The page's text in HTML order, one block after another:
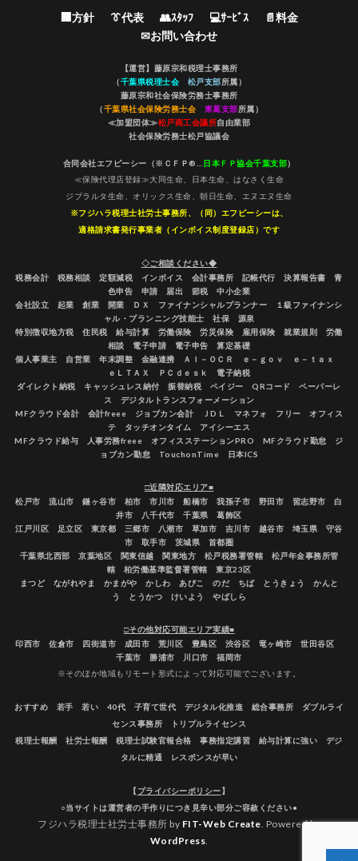
🏢方針 👔代表 👥ｽﾀｯﾌ 💻ｻｰﾋﾞｽ
📄料金
✉お問い合わせ
【運営】藤原宗和税理士事務所
（千葉県税理士会 松戸支部所属）
藤原宗和社会保険労務士事務所
（千葉県社会保険労務士会 東葛支部所属）
≪加盟団体≫松戸商工会議所自由業部
社会保険労務士松戸協議会
合同会社エフピーシー（※ＣＦＰ®… 日本ＦＰ協会千葉支部）
≪保険代理店登録≫大同生命、日本生命、はなさく生命
ジブラルタ生命、オリックス生命、朝日生命、エヌエヌ生命
※フジハラ税理士社労士事務所、（同）エフピーシーは、
適格請求書発行事業者（インボイス制度登録店）です
◇ご相談ください◆
税務会計 税務相談 定額減税 インボイス 会計事務所 記帳代行 決算報告書 青
色申告 申請 届出 節税 中小企業
会社設立 起業 創業 開業 ＤＸ ファイナンシャルプランナー １級ファイナンシ
ャル・プランニング技能士 社保 源泉
特別徴収地方税 住民税 給与計算 労働保険 労災保険 雇用保険 就業規則 労働
相談 電子申請 電子申告 算定基礎
個人事業主 自営業 年末調整 金融連携 ＡＩ－ＯＣＲ ｅ－ｇｏｖ ｅ－ｔａｘ
ｅＬＴＡＸ ＰＣｄｅｓｋ 電子納税
ダイレクト納税 キャッシュレス納付 振替納税 ペイジー QRコード ペーパーレ
ス デジタルトランスフォーメーション
MFクラウド会計 会計freee ジョブカン会計 ＪDＬ マネフォ フリー オフィス
テ タッチオンタイム アイシーエス
MFクラウド給与 人事労務freee オフィスステーションPRO MFクラウド勤怠 ジ
ョブカン勤怠 TouchonTime 日本ICS
□近隣対応エリア■
松戸市 流山市 鎌ヶ谷市 柏市 市川市 船橋市 我孫子市 野田市 習志野市 白
井市 八千代市 千葉県 葛飾区
江戸川区 足立区 東京都 三郷市 八潮市 草加市 吉川市 越谷市 埼玉県 守谷
市 取手市 茨城県 首都圏
千葉県北西部 京葉地区 関東信越 関東地方 松戸税務署管轄 松戸年金事務所管
轄 柏労働基準監督署管轄 東京23区
まつど ながれやま かまがや かしわ あびこ のだ ちば とうきょう かんと
う とうかつ けいよう やばしら
□その他対応可能エリア実績■
印西市 佐倉市 四街道市 成田市 荒川区 豊島区 渋谷区 竜ヶ崎市 世田谷区
千葉市 勝浦市 川口市 福岡市
※そのほか地域もリモート形式によって対応可能でございます。
おすすめ 若手 若い 40代 子育て世代 デジタル化推進 総合事務所 ダブルライ
センス事務所 トリプルライセンス
税理士報酬 社労士報酬 税理士試験官報合格 事務指定講習 給与計算に強い デジ
タルに精通 レスポンスが早い
【 プライバシーポリシー】
○当サイトは運営者の手作りにつき見辛い部分ご容赦ください●
フジハラ税理士社労士事務所 by FIT-Web Create . Powered by
WordPress